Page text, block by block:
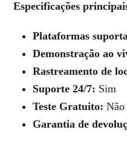
Especificações
Plataformas
Demonstração ao
Rastreamento de
Suporte 24/7: Sim
Teste Gratuito: Não
Garantia de